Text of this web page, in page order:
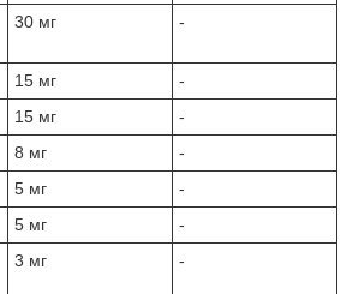
30 мг -
15 мг
-
15 мг
-
8 мг
-
5 мг
-
5 мг
-
3 мг -